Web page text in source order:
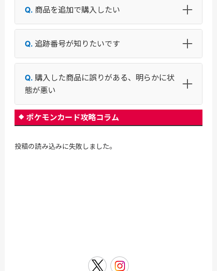
商品を追加で購入したい
追跡番号が知りたいです
購入した商品に誤りがある、明らかに状
態が悪い
ポケモンカード攻略コラム
投稿の読み込みに失敗しました。